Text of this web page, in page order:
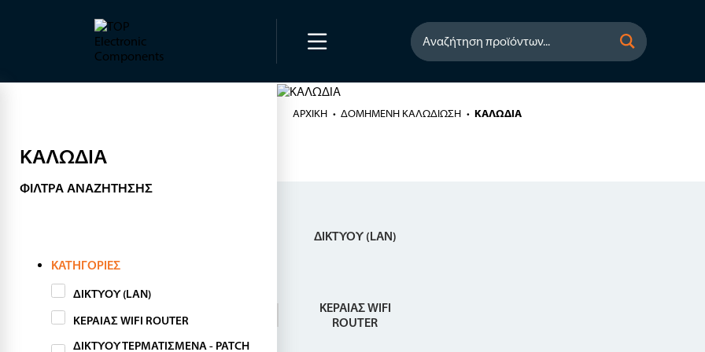
Αναζήτηση προϊόντων...
ΑΡΧΙΚΉ ΔΟΜΗΜΕΝΗ ΚΑΛΩΔΙΩΣΗ ΚΑΛΩΔΙΑ
ΔΙΚΤΥΟΥ (LAN)
ΚΕΡΑΙΑΣ WIFI
ROUTER
ΚΑΛΩΔΙΑ
ΦΊΛΤΡΑ ΑΝΑΖΉΤΗΣΗΣ
ΚΑΤΗΓΟΡΊΕΣ
ΔΙΚΤΥΟΥ (LAN)
ΚΕΡΑΙΑΣ WIFI ROUTER
ΔΙΚΤΥΟΥ ΤΕΡΜΑΤΙΣΜΕΝΑ - PATCH